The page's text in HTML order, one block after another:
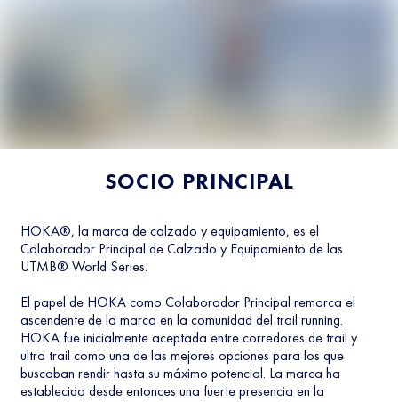
SOCIO PRINCIPAL
HOKA®, la marca de calzado y equipamiento, es el
Colaborador Principal de Calzado y Equipamiento de las
UTMB® World Series.
El papel de HOKA como Colaborador Principal remarca el
ascendente de la marca en la comunidad del trail running.
HOKA fue inicialmente aceptada entre corredores de trail y
ultra trail como una de las mejores opciones para los que
buscaban rendir hasta su máximo potencial. La marca ha
establecido desde entonces una fuerte presencia en la